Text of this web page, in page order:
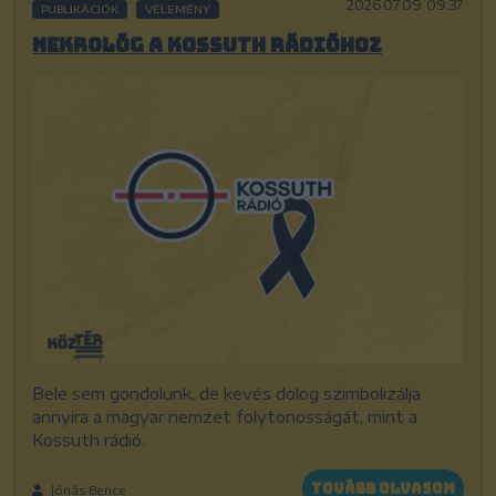
PUBLIKÁCIÓK VÉLEMÉNY 2026.07.09 09:37
Nekrológ a Kossuth rádióhoz
Bele sem gondolunk, de kevés dolog szimbolizálja
annyira a magyar nemzet folytonosságát, mint a
Kossuth rádió.
Jónás Bence Tovább olvasom